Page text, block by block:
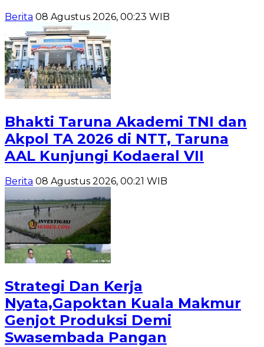
Berita 08 Agustus 2026, 00:23 WIB
Bhakti Taruna Akademi TNI dan
Akpol TA 2026 di NTT, Taruna
AAL Kunjungi Kodaeral VII
Berita 08 Agustus 2026, 00:21 WIB
Strategi Dan Kerja
Nyata,Gapoktan Kuala Makmur
Genjot Produksi Demi
Swasembada Pangan